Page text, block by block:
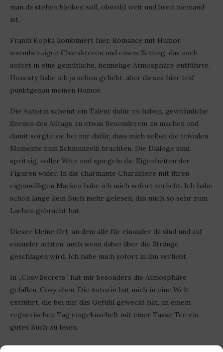
man da stehen bleiben soll, obwohl weit und breit niemand
ist.
Franzi Kopka kombiniert hier, Romance mit Humor,
warmherzigen Charakteren und einem Setting, das mich
sofort in eine gemütliche, heimelige Atmosphäre entführte.
Honesty habe ich ja schon geliebt, aber dieses hier traf
punktgenau meinen Humor.
Die Autorin scheint ein Talent dafür zu haben, gewöhnliche
Szenen des Alltags zu etwas Besonderem zu machen und
damit sorgte sie bei mir dafür, dass mich selbst die trivialen
Momente zum Schmunzeln brachten. Die Dialoge sind
spritzig, voller Witz und spiegeln die Eigenheiten der
Figuren wider. In die charmante Charaktere mit ihren
eigenwilligen Macken habe ich mich sofort verliebt. Ich habe
schon lange kein Buch mehr gelesen, das mich so sehr zum
Lachen gebracht hat.
Dieser kleine Ort, an dem alle für einander da sind und auf
einander achten, auch wenn dabei über die Stränge
geschlagen wird. Ich habe mich sofort in ihn verliebt.
In „Cosy Secrets“ hat mir besonders die Atmosphäre
gefallen. Cosy eben. Die Autorin hat mich in eine Welt
entführt, die bei mir das Gefühl geweckt hat, an einem
regnerischen Tag eingekuschelt mit einer Tasse Tee ein
gutes Buch zu lesen.
Und das habe ich ja auch getan. Ein wirklich gutes Buch